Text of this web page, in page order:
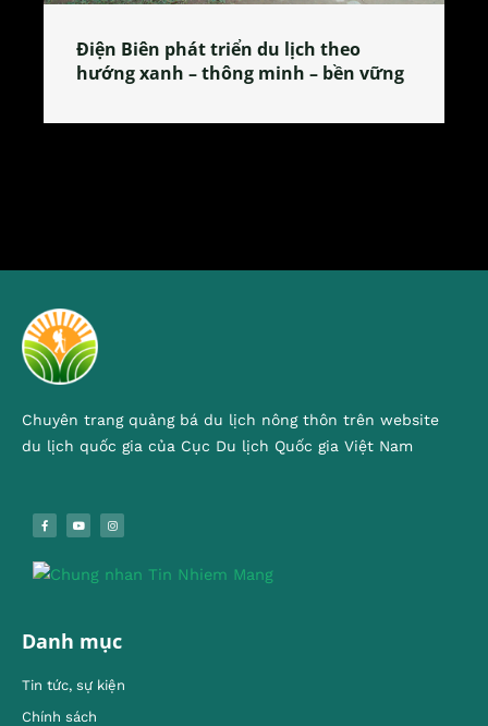
Làng làm bánh tẻ Phú Nhi – nơi lan
tỏa đặc sản xứ Đoài
Chuyên trang quảng bá du lịch nông thôn trên website
du lịch quốc gia của Cục Du lịch Quốc gia Việt Nam
Danh mục
Tin tức, sự kiện
Chính sách